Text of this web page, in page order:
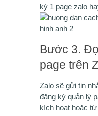
kỳ 1 page zalo
Bước 3.
page trên
Zalo sẽ gửi tin
đăng ký quản lý
kích hoạt hoặc